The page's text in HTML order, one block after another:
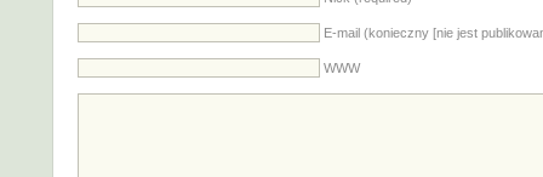
E-mail (konieczny [nie jest
WWW